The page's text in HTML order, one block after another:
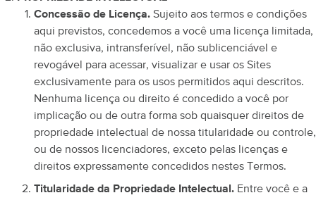
Concessão de Licença. Sujeito aos termos e condições
aqui previstos, concedemos a você uma licença limitada,
não exclusiva, intransferível, não sublicenciável e
revogável para acessar, visualizar e usar os Sites
exclusivamente para os usos permitidos aqui descritos.
Nenhuma licença ou direito é concedido a você por
implicação ou de outra forma sob quaisquer direitos de
propriedade intelectual de nossa titularidade ou controle,
ou de nossos licenciadores, exceto pelas licenças e
direitos expressamente concedidos nestes Termos.
Titularidade da Propriedade Intelectual. Entre você e a